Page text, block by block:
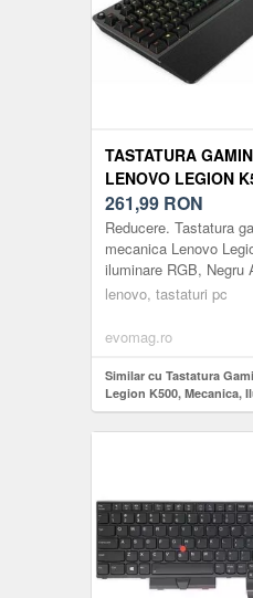
TASTATURA
LENOVO LEGION
MECANICA,
RGB, USB (NEGRU)
261,99 RON
Reducere. Tastatura
mecanica Lenovo
iluminare RGB, Negru
bine. Joaca mai bine
K500 ...
lenovo, tastaturi pc
evomag.ro
Similar cu Tastatura
Legion K500, Mecanica,
RGB, USB (Negru)